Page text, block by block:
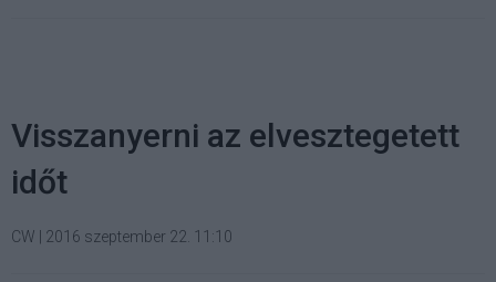
Visszanyerni az elvesztegetett
időt
CW 2016 szeptember 22. 11:10